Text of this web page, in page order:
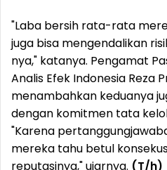
"Laba bersih rata-rata
juga bisa mengendalikan
nya," katanya. Pengamat
Analis Efek Indonesia Reza
menambahkan keduanya
dengan komitmen tata
"Karena
mereka tahu betul
reputasinya," ujarnya. (T/h)